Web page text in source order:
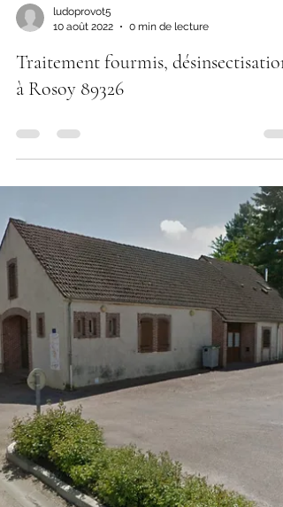
ludoprovot5
10 août 2022
0 min de lecture
Traitement fourmis, désinsectisation
à Rosoy 89326